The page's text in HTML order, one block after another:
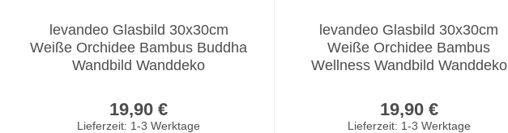
levandeo Glasbild 30x30cm
Weiße Orchidee Bambus Buddha
Wandbild Wanddeko
19,90 €
Lieferzeit: 1-3 Werktage
levandeo Glasbild 30x30cm
Weiße Orchidee Bambus
Wellness Wandbild Wanddeko
19,90 €
Lieferzeit: 1-3 Werktage